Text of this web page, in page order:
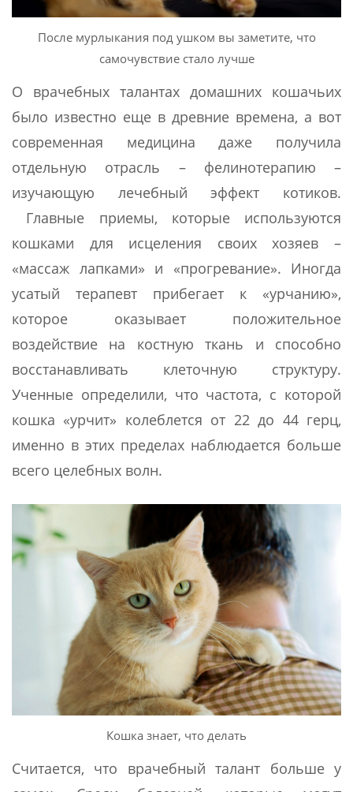
После мурлыкания под ушком вы заметите, что
самочувствие стало лучше
О врачебных талантах домашних кошачьих
было известно еще в древние времена, а вот
современная медицина даже получила
отдельную отрасль – фелинотерапию –
изучающую лечебный эффект котиков.
Главные приемы, которые используются
кошками для исцеления своих хозяев –
«массаж лапками» и «прогревание». Иногда
усатый терапевт прибегает к «урчанию»,
которое оказывает положительное
воздействие на костную ткань и способно
восстанавливать клеточную структуру.
Ученные определили, что частота, с которой
кошка «урчит» колеблется от 22 до 44 герц,
именно в этих пределах наблюдается больше
всего целебных волн.
Кошка знает, что делать
Считается, что врачебный талант больше у